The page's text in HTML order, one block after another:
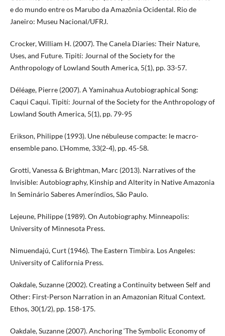
e do mundo entre os Marubo da Amazônia Ocidental. Rio de
Janeiro: Museu Nacional/UFRJ.
Crocker, William H. (2007). The Canela Diaries: Their Nature,
Uses, and Future. Tipití: Journal of the Society for the
Anthropology of Lowland South America, 5(1), pp. 33-57.
Déléage, Pierre (2007). A Yaminahua Autobiographical Song:
Caqui Caqui. Tipití: Journal of the Society for the Anthropology of
Lowland South America, 5(1), pp. 79-95
Erikson, Philippe (1993). Une nébuleuse compacte: le macro-
ensemble pano. L’Homme, 33(2-4), pp. 45-58.
Grotti, Vanessa & Brightman, Marc (2013). Narratives of the
Invisible: Autobiography, Kinship and Alterity in Native Amazonia
In Seminário Saberes Ameríndios, São Paulo.
Lejeune, Philippe (1989). On Autobiography. Minneapolis:
University of Minnesota Press.
Nimuendajú, Curt (1946). The Eastern Timbira. Los Angeles:
University of California Press.
Oakdale, Suzanne (2002). Creating a Continuity between Self and
Other: First-Person Narration in an Amazonian Ritual Context.
Ethos, 30(1/2), pp. 158-175.
Oakdale, Suzanne (2007). Anchoring ‘The Symbolic Economy of